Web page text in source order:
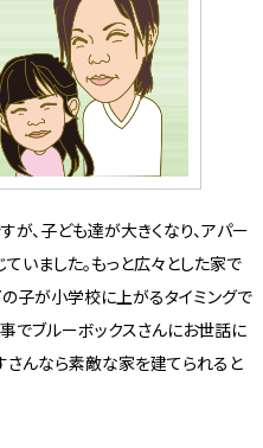
、子ども達が大きくなり、アパー
いました。もっと広々とした家で
子が小学校に上がるタイミングで
でブルーボックスさんにお世話に
さんなら素敵な家を建てられると